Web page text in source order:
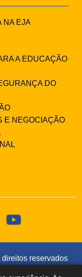
NA EJA
A EDUCAÇÃO
DO
E NEGOCIAÇÃO
direitos reservados